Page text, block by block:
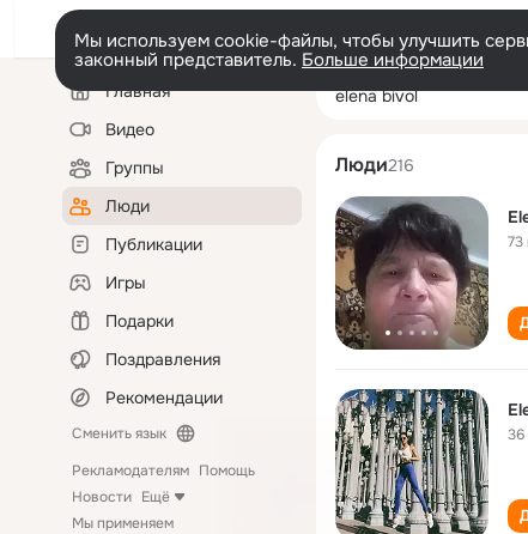
Мы используем cookie-файлы, чтобы улучшить
законный представитель. Больше информации
Левая
колонкаГлавная
Видео
Группы
Люди
Публикации
Игры
Подарки
Поздравления
Рекомендации
Сменить язык
Рекламодателям Помощь
Новости Ещё
Мы применяем
elena bivol
Люди216
73
36